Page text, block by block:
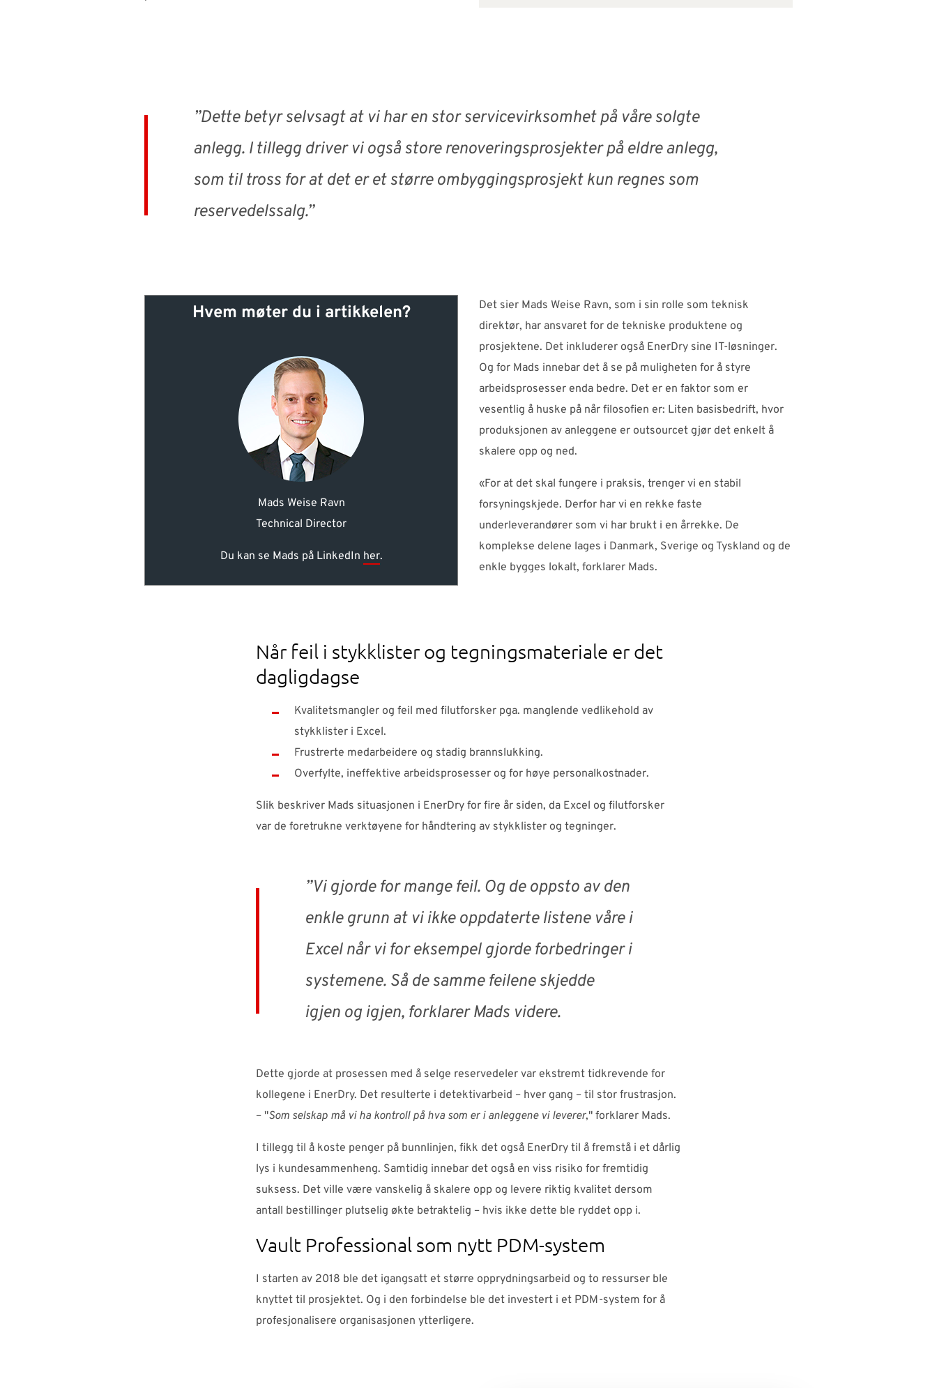
”Dette betyr selvsagt at vi har en stor servicevirksomhet på våre solgte
anlegg. I tillegg driver vi også store renoveringsprosjekter på eldre anlegg,
som til tross for at det er et større ombyggingsprosjekt kun regnes som
reservedelssalg.”
Hvem møter du i artikkelen?
Mads Weise Ravn
Technical Director
Du kan se Mads på LinkedIn her.
Det sier Mads Weise Ravn, som i sin rolle som teknisk
direktør, har ansvaret for de tekniske produktene og
prosjektene. Det inkluderer også EnerDry sine IT-løsninger.
Og for Mads innebar det å se på muligheten for å styre
arbeidsprosesser enda bedre. Det er en faktor som er
vesentlig å huske på når filosofien er: Liten basisbedrift, hvor
produksjonen av anleggene er outsourcet gjør det enkelt å
skalere opp og ned.
«For at det skal fungere i praksis, trenger vi en stabil
forsyningskjede. Derfor har vi en rekke faste
underleverandører som vi har brukt i en årrekke. De
komplekse delene lages i Danmark, Sverige og Tyskland og de
enkle bygges lokalt, forklarer Mads.
Når feil i stykklister og tegningsmateriale er det
dagligdagse
Kvalitetsmangler og feil med filutforsker pga. manglende vedlikehold av
stykklister i Excel.
Frustrerte medarbeidere og stadig brannslukking.
Overfylte, ineffektive arbeidsprosesser og for høye personalkostnader.
Slik beskriver Mads situasjonen i EnerDry for fire år siden, da Excel og filutforsker
var de foretrukne verktøyene for håndtering av stykklister og tegninger.
”Vi gjorde for mange feil. Og de oppsto av den
enkle grunn at vi ikke oppdaterte listene våre i
Excel når vi for eksempel gjorde forbedringer i
systemene. Så de samme feilene skjedde
igjen og igjen, forklarer Mads videre.
Dette gjorde at prosessen med å selge reservedeler var ekstremt tidkrevende for
kollegene i EnerDry. Det resulterte i detektivarbeid – hver gang – til stor frustrasjon.
– "Som selskap må vi ha kontroll på hva som er i anleggene vi leverer," forklarer Mads.
I tillegg til å koste penger på bunnlinjen, fikk det også EnerDry til å fremstå i et dårlig
lys i kundesammenheng. Samtidig innebar det også en viss risiko for fremtidig
suksess. Det ville være vanskelig å skalere opp og levere riktig kvalitet dersom
antall bestillinger plutselig økte betraktelig – hvis ikke dette ble ryddet opp i.
Vault Professional som nytt PDM-system
I starten av 2018 ble det igangsatt et større opprydningsarbeid og to ressurser ble
knyttet til prosjektet. Og i den forbindelse ble det investert i et PDM-system for å
profesjonalisere organisasjonen ytterligere.